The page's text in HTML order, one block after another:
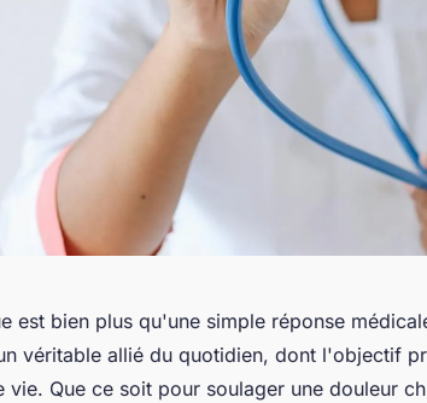
est bien plus qu'une simple réponse
véritable allié du quotidien, dont l'objectif
Que ce soit pour soulager une douleur